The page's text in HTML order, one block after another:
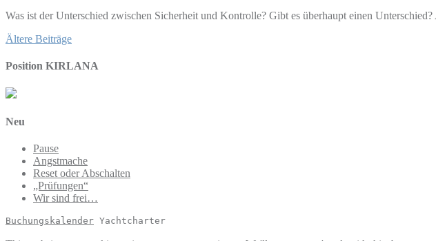
Was ist der Unterschied zwischen Sicherheit und Kontrolle? Gibt es überhaupt einen
Beitragsnavigation
Ältere Beiträge
Position KIRLANA
Neu
Pause
Angstmache
Reset oder Abschalten
„Prüfungen“
Wir sind frei…
Buchungskalender Yachtcharter